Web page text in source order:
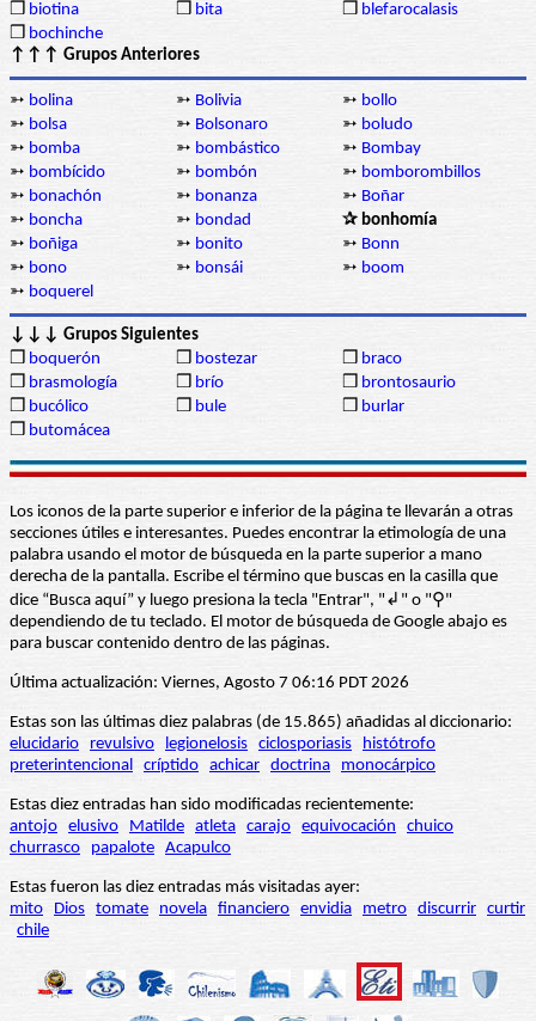
❒ biotina ❒ bita ❒ blefarocalasis
❒ bochinche
↑↑↑ Grupos Anteriores
➳ bolina ➳ Bolivia ➳ bollo
➳ bolsa ➳ Bolsonaro ➳ boludo
➳ bomba ➳ bombástico ➳ Bombay
➳ bombícido ➳ bombón ➳ bomborombillos
➳ bonachón ➳ bonanza ➳ Boñar
➳ boncha ➳ bondad
✰ bonhomía
➳ boñiga ➳ bonito ➳ Bonn
➳ bono ➳ bonsái ➳ boom
➳ boquerel
↓↓↓ Grupos Siguientes
❒ boquerón ❒ bostezar ❒ braco
❒ brasmología ❒ brío ❒ brontosaurio
❒ bucólico ❒ bule ❒ burlar
❒ butomácea
Los iconos de la parte superior e inferior de la página te llevarán a otras
secciones útiles e interesantes. Puedes encontrar la etimología de una
palabra usando el motor de búsqueda en la parte superior a mano
derecha de la pantalla. Escribe el término que buscas en la casilla que
dice “Busca aquí” y luego presiona la tecla "Entrar", "↲" o "⚲"
dependiendo de tu teclado. El motor de búsqueda de Google abajo es
para buscar contenido dentro de las páginas.
Última actualización: Viernes, Agosto 7 06:16 PDT 2026
Estas son las últimas diez palabras (de 15.865) añadidas al diccionario:
elucidario
revulsivo legionelosis ciclosporiasis
histótrofo
preterintencional críptido achicar doctrina monocárpico
Estas diez entradas han sido modificadas recientemente:
antojo elusivo Matilde atleta carajo equivocación
chuico
churrasco
papalote Acapulco
Estas fueron las diez entradas más visitadas ayer:
mito
Dios tomate novela financiero envidia metro discurrir curtir
chile